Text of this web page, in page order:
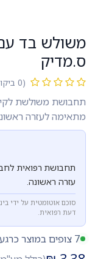
משולש בד עם
ס.מדיק
(0 ביקורת)
תחבושת משולשת
מתאימה לעזרה
תחבושת רפואית
עזרה ראשונה.
סוכם אוטומטית על ידי
דעת רפואית.
7 צופים במוצר כרגע